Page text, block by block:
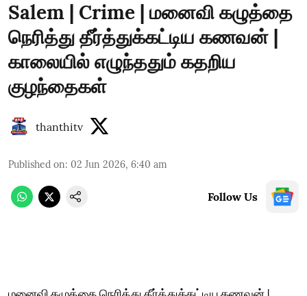
Salem | Crime | மனைவி கழுத்தை
நெரித்து தீர்த்துக்கட்டிய கணவன் |
காலையில் எழுந்ததும் கதறிய
குழந்தைகள்
thanthitv
Published on: 02 Jun 2026, 6:40 am
Follow Us
மனைவி கழுத்தை நெரித்து தீர்த்துக்கட்டிய கணவன் |